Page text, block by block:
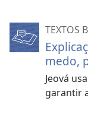
TEXTOS
medo,
Jeová
garantir